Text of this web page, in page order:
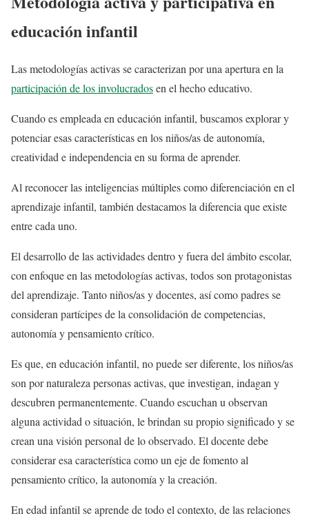
educación infantil
Las metodologías activas se caracterizan por una apertura en la
participación de los involucradosen el hecho educativo.
Cuando es empleada en educación infantil, buscamos explorar y
potenciar esas características en los niños/as de autonomía,
creatividad e independencia en su forma de aprender.
Al reconocer las inteligencias múltiples como diferenciación en el
aprendizaje infantil, también destacamos la diferencia que existe
entre cada uno.
El desarrollo de las actividades dentro y fuera del ámbito escolar,
con enfoque en las metodologías activas, todos son protagonistas
del aprendizaje. Tanto niños/as y docentes, así como padres se
consideran partícipes de la consolidación de competencias,
autonomía y pensamiento crítico.
Es que, en educación infantil, no puede ser diferente, los niños/as
son por naturaleza personas activas, que investigan, indagan y
descubren permanentemente. Cuando escuchan u observan
alguna actividad o situación, le brindan su propio significado y se
crean una visión personal de lo observado. El docente debe
considerar esa característica como un eje de fomento al
pensamiento crítico, la autonomía y la creación.
En edad infantil se aprende de todo el contexto, de las relaciones